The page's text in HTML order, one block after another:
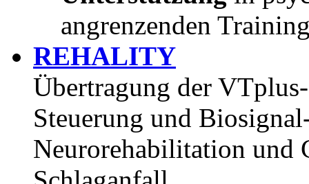
angrenzenden
REHALITY
Übertragung der
Steuerung und
Neurorehabilitation und